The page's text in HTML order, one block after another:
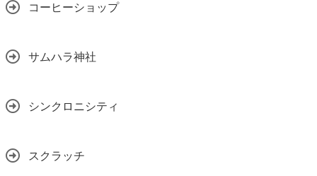
コーヒーショップ
サムハラ神社
シンクロニシティ
スクラッチ